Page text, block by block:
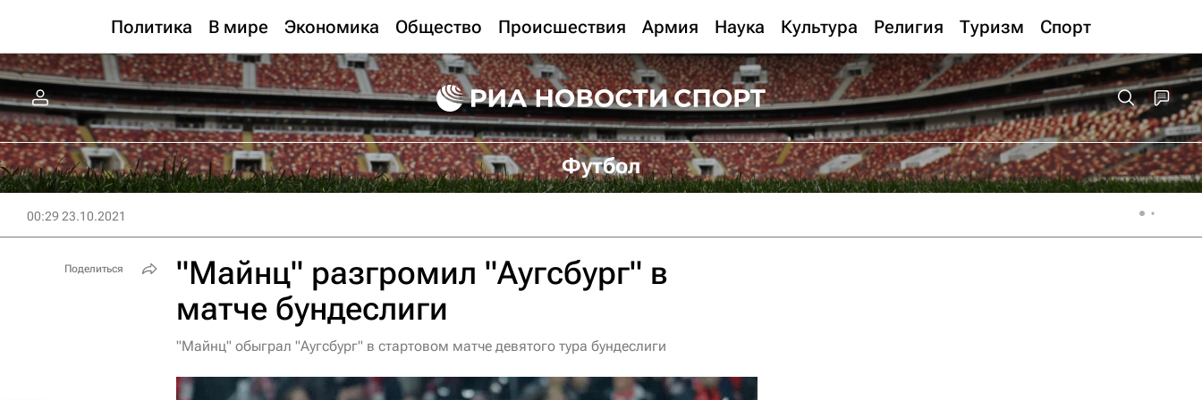
Политика В мире Экономика Общество Происшествия Армия Наука Культура Религия Туризм Спорт
Футбол
00:29 23.10.2021
"Майнц" разгромил "Аугсбург" в
матче бундеслиги
"Майнц" обыграл "Аугсбург" в стартовом матче девятого тура бундеслиги
Поделиться